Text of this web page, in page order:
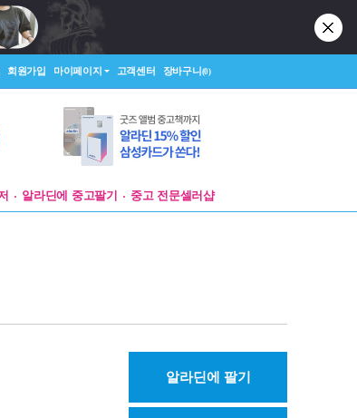
회원가입 마이페이지 고객센터 장바구니(0)
알라딘에 중고팔기 중고 전문셀러샵
알라딘에 팔기